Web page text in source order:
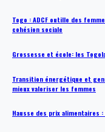
Togo : ADCF outille des
cohésion sociale
Grossesse et école: les
Transition énergétique et
mieux valoriser les femmes
Hausse des prix